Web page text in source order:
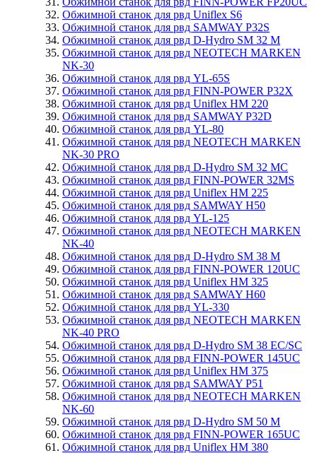
Обжимной станок для рвд Uniflex S6
Обжимной станок для рвд SAMWAY P32S
Обжимной станок для рвд D-Hydro SM 32 M
Обжимной станок для рвд NEOTECH MARKEN
NK-30
Обжимной станок для рвд YL-65S
Обжимной станок для рвд FINN-POWER P32X
Обжимной станок для рвд Uniflex HM 220
Обжимной станок для рвд SAMWAY P32D
Обжимной станок для рвд YL-80
Обжимной станок для рвд NEOTECH MARKEN
NK-30 PRO
Обжимной станок для рвд D-Hydro SM 32 MC
Обжимной станок для рвд FINN-POWER 32MS
Обжимной станок для рвд Uniflex HM 225
Обжимной станок для рвд SAMWAY H50
Обжимной станок для рвд YL-125
Обжимной станок для рвд NEOTECH MARKEN
NK-40
Обжимной станок для рвд D-Hydro SM 38 M
Обжимной станок для рвд FINN-POWER 120UC
Обжимной станок для рвд Uniflex HM 325
Обжимной станок для рвд SAMWAY H60
Обжимной станок для рвд YL-330
Обжимной станок для рвд NEOTECH MARKEN
NK-40 PRO
Обжимной станок для рвд D-Hydro SM 38 EC/SC
Обжимной станок для рвд FINN-POWER 145UC
Обжимной станок для рвд Uniflex HM 375
Обжимной станок для рвд SAMWAY P51
Обжимной станок для рвд NEOTECH MARKEN
NK-60
Обжимной станок для рвд D-Hydro SM 50 M
Обжимной станок для рвд FINN-POWER 165UC
Обжимной станок для рвд Uniflex HM 380